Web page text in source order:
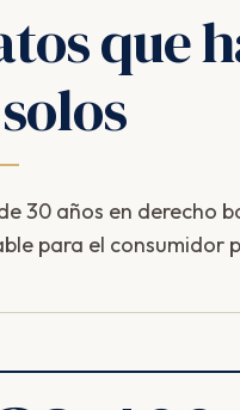
que
30 años en derecho
para el consumidor